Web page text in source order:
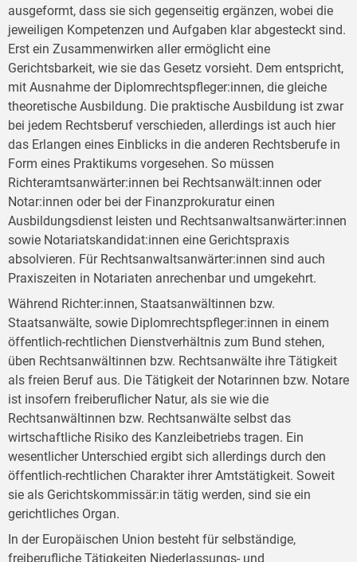
ausgeformt, dass sie sich gegenseitig ergänzen, wobei die
jeweiligen Kompetenzen und Aufgaben klar abgesteckt sind.
Erst ein Zusammenwirken aller ermöglicht eine
Gerichtsbarkeit, wie sie das Gesetz vorsieht. Dem entspricht,
mit Ausnahme der Diplomrechtspfleger:innen, die gleiche
theoretische Ausbildung. Die praktische Ausbildung ist zwar
bei jedem Rechtsberuf verschieden, allerdings ist auch hier
das Erlangen eines Einblicks in die anderen Rechtsberufe in
Form eines Praktikums vorgesehen. So müssen
Richteramtsanwärter:innen bei Rechtsanwält:innen oder
Notar:innen oder bei der Finanzprokuratur einen
Ausbildungsdienst leisten und Rechtsanwaltsanwärter:innen
sowie Notariatskandidat:innen eine Gerichtspraxis
absolvieren. Für Rechtsanwaltsanwärter:innen sind auch
Praxiszeiten in Notariaten anrechenbar und umgekehrt.
Während Richter:innen, Staatsanwältinnen bzw.
Staatsanwälte, sowie Diplomrechtspfleger:innen in einem
öffentlich-rechtlichen Dienstverhältnis zum Bund stehen,
üben Rechtsanwältinnen bzw. Rechtsanwälte ihre Tätigkeit
als freien Beruf aus. Die Tätigkeit der Notarinnen bzw. Notare
ist insofern freiberuflicher Natur, als sie wie die
Rechtsanwältinnen bzw. Rechtsanwälte selbst das
wirtschaftliche Risiko des Kanzleibetriebs tragen. Ein
wesentlicher Unterschied ergibt sich allerdings durch den
öffentlich-rechtlichen Charakter ihrer Amtstätigkeit. Soweit
sie als Gerichtskommissär:in tätig werden, sind sie ein
gerichtliches Organ.
In der Europäischen Union besteht für selbständige,
freiberufliche Tätigkeiten Niederlassungs- und